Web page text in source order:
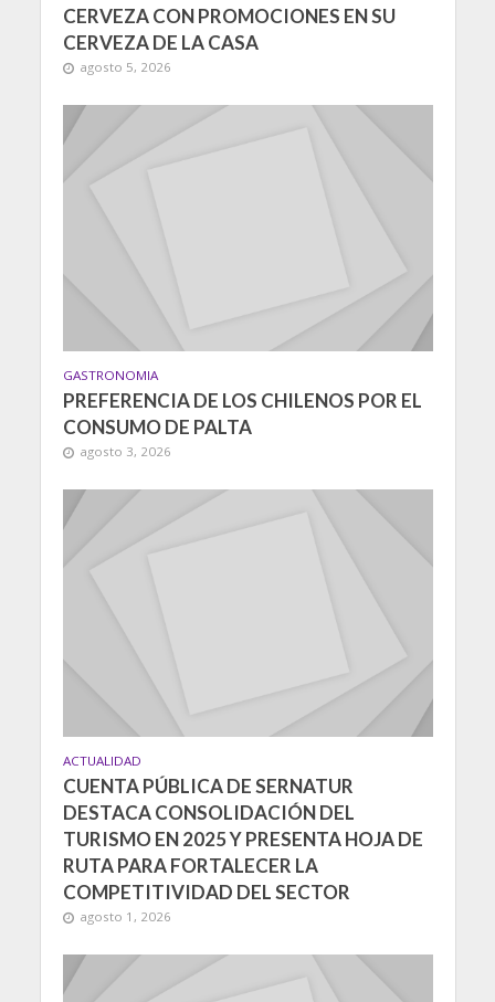
CERVEZA CON PROMOCIONES EN SU
CERVEZA DE LA CASA
agosto 5, 2026
GASTRONOMIA
PREFERENCIA DE LOS CHILENOS POR EL
CONSUMO DE PALTA
agosto 3, 2026
ACTUALIDAD
CUENTA PÚBLICA DE SERNATUR
DESTACA CONSOLIDACIÓN DEL
TURISMO EN 2025 Y PRESENTA HOJA DE
RUTA PARA FORTALECER LA
COMPETITIVIDAD DEL SECTOR
agosto 1, 2026